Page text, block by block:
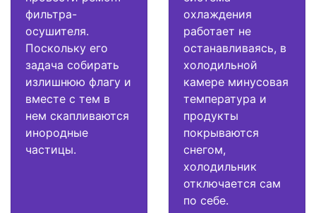
фильтра-
осушителя.
Поскольку его
задача собирать
излишнюю флагу и
вместе с тем в
нем скапливаются
инородные
частицы.
охлаждения
работает не
останавливаясь, в
холодильной
камере минусовая
температура и
продукты
покрываются
снегом,
холодильник
отключается сам
по себе.